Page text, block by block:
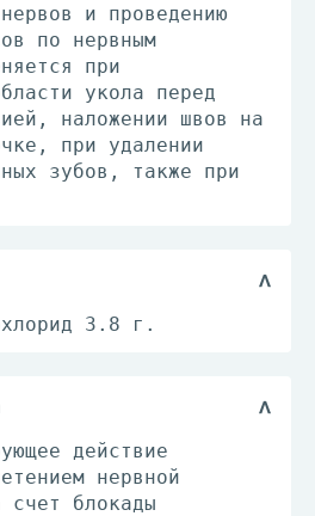
и проведению
по нервным
при
укола перед
наложении швов на
при удалении
зубов, также при
3.8 г.
действие
нервной
счет блокады